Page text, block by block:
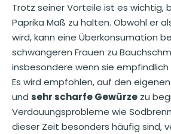
Trotz seiner Vorteile ist es wichtig,
Paprika Maß zu halten. Obwohl er
wird, kann eine Überkonsumation
schwangeren Frauen zu
insbesondere wenn sie
Es wird empfohlen, auf den
und sehr scharfe Gewürze zu
Verdauungsprobleme wie
dieser Zeit besonders häufig sind,